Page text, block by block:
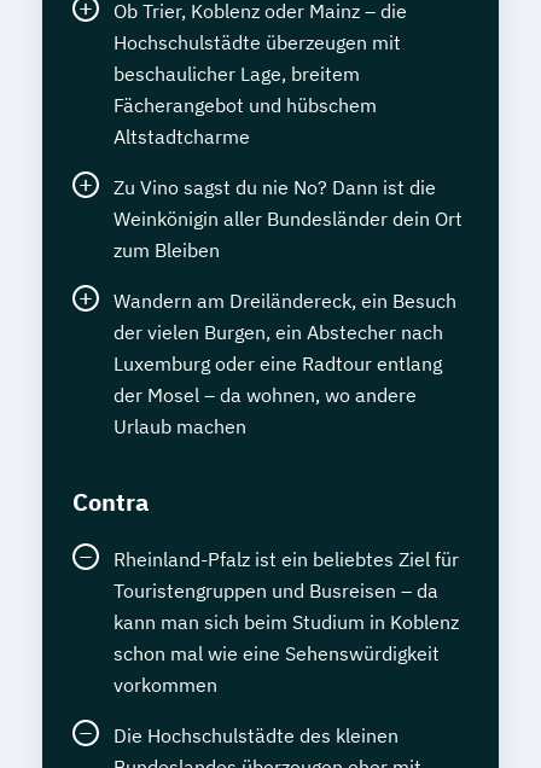
Ob Trier, Koblenz oder Mainz – die
Hochschulstädte überzeugen mit
beschaulicher Lage, breitem
Fächerangebot und hübschem
Altstadtcharme
Zu Vino sagst du nie No? Dann ist die
Weinkönigin aller Bundesländer dein Ort
zum Bleiben
Wandern am Dreiländereck, ein Besuch
der vielen Burgen, ein Abstecher nach
Luxemburg oder eine Radtour entlang
der Mosel – da wohnen, wo andere
Urlaub machen
Contra
Rheinland-Pfalz ist ein beliebtes Ziel für
Touristengruppen und Busreisen – da
kann man sich beim Studium in Koblenz
schon mal wie eine Sehenswürdigkeit
vorkommen
Die Hochschulstädte des kleinen